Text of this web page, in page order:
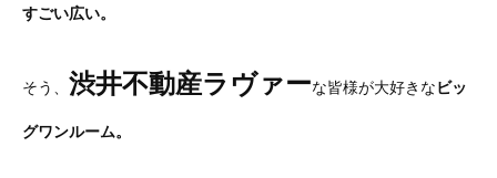
すごい広い。
そう、 渋井不動産ラヴァーな皆様が大好きなビッ
グワンルーム。